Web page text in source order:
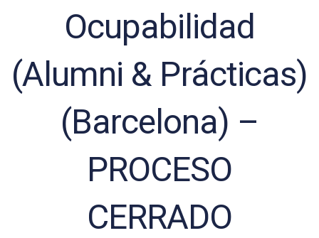
Ocupabilidad
(Alumni & Prácticas)
(Barcelona) –
PROCESO
CERRADO